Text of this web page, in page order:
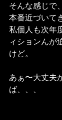
そんな感じで
本番近づいて
私個人も次年
ィションんが
けど。
あぁ〜大丈夫
ば、、、